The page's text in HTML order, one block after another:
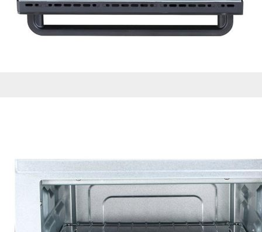
Información de las
crear un perfil de
publicidad estará
Información de las